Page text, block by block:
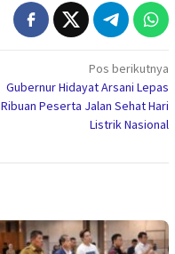
Pos berikutnya
Gubernur Hidayat Arsani Lepas
Ribuan Peserta Jalan Sehat Hari
Listrik Nasional